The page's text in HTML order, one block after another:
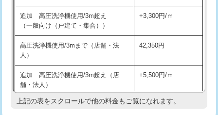
マス交換（深さ50㎝以上） 66,000円
コンクリート斫り（厚さ10㎝まで） 27,500円
コンクリート斫り（厚さ10㎝超え）
モルタル補修（厚さ10㎝まで）
モルタル補修（厚さ10㎝超え） 38,500円
持込商品取付（混合水栓） 16,500円
給水管工事※（ホール加工)
給水管工事※（バンド止め) 3,300円
給水管工事※（支持金具設置) 5,500円
追加 高圧洗浄機使用/3m超え
（一般向け（戸建て・集合））
+3,300円/ｍ
高圧洗浄機使用/3mまで（店舗・法
人）
42,350円
追加 高圧洗浄機使用/3m超え（店
舗・法人）
+5,500円/ｍ
高度高圧洗浄換 現地調査
上記の表をスクロールで他の料金もご覧になれます。